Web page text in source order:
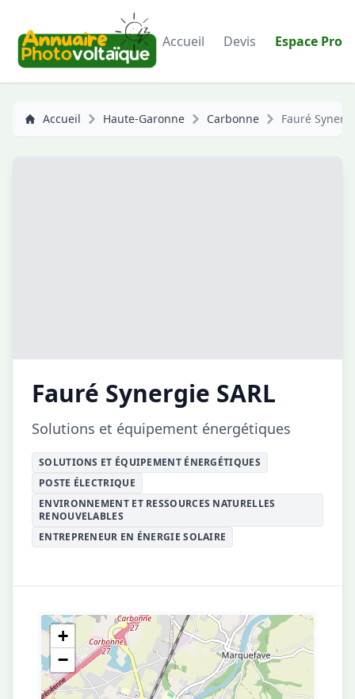
Accueil Devis Espace Pro
Accueil Haute-Garonne Carbonne Fauré
Fauré Synergie SARL
Solutions et équipement énergétiques
SOLUTIONS ET ÉQUIPEMENT ÉNERGÉTIQUES
POSTE ÉLECTRIQUE
ENVIRONNEMENT ET RESSOURCES NATURELLES
RENOUVELABLES
ENTREPRENEUR EN ÉNERGIE SOLAIRE
+
−